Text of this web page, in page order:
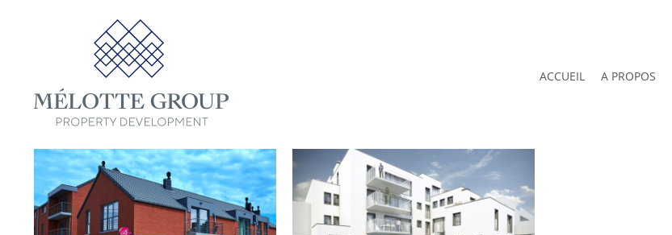
ACCUEIL A PROPOS